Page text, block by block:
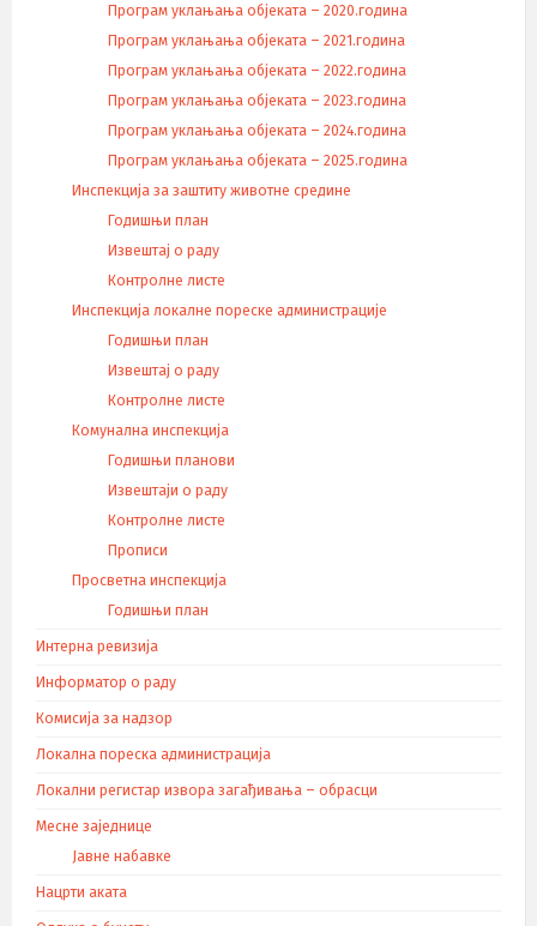
Програм уклањања објеката – 2020.година
Програм уклањања објеката – 2021.година
Програм уклањања објеката – 2022.година
Програм уклањања објеката – 2023.година
Програм уклањања објеката – 2024.година
Програм уклањања објеката – 2025.година
Инспекција за заштиту животне средине
Годишњи план
Извештај о раду
Контролне листе
Инспекција локалне пореске администрације
Годишњи план
Извештај о раду
Контролне листе
Комунална инспекција
Годишњи планови
Извештаји о раду
Контролне листе
Прописи
Просветна инспекција
Годишњи план
Интерна ревизија
Информатор о раду
Комисија за надзор
Локална пореска администрација
Локални регистар извора загађивања – обрасци
Месне заједнице
Јавне набавке
Нацрти аката